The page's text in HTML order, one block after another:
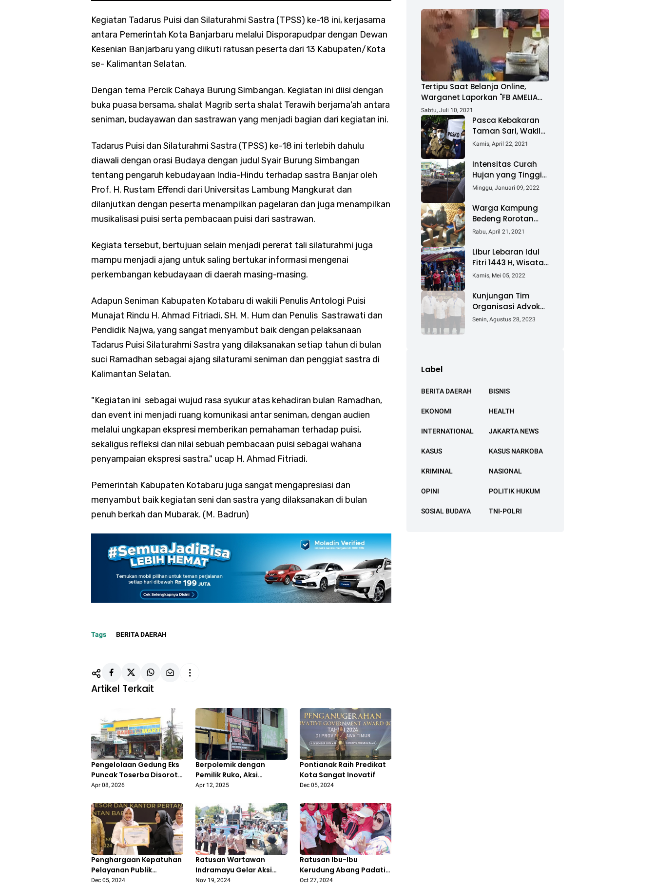
Kegiatan Tadarus Puisi dan Silaturahmi Sastra (TPSS) ke-18 ini, kerjasama
antara Pemerintah Kota Banjarbaru melalui Disporapudpar dengan Dewan
Kesenian Banjarbaru yang diikuti ratusan peserta dari 13 Kabupaten/Kota
se- Kalimantan Selatan.
Dengan tema Percik Cahaya Burung Simbangan. Kegiatan ini diisi dengan
buka puasa bersama, shalat Magrib serta shalat Terawih berjama'ah antara
seniman, budayawan dan sastrawan yang menjadi bagian dari kegiatan ini.
Tadarus Puisi dan Silaturahmi Sastra (TPSS) ke-18 ini terlebih dahulu
diawali dengan orasi Budaya dengan judul Syair Burung Simbangan
tentang pengaruh kebudayaan India-Hindu terhadap sastra Banjar oleh
Prof. H. Rustam Effendi dari Universitas Lambung Mangkurat dan
dilanjutkan dengan peserta menampilkan pagelaran dan juga menampilkan
musikalisasi puisi serta pembacaan puisi dari sastrawan.
Kegiata tersebut, bertujuan selain menjadi pererat tali silaturahmi juga
mampu menjadi ajang untuk saling bertukar informasi mengenai
perkembangan kebudayaan di daerah masing-masing.
Adapun Seniman Kabupaten Kotabaru di wakili Penulis Antologi Puisi
Munajat Rindu H. Ahmad Fitriadi, SH. M. Hum dan Penulis Sastrawati dan
Pendidik Najwa, yang sangat menyambut baik dengan pelaksanaan
Tadarus Puisi Silaturahmi Sastra yang dilaksanakan setiap tahun di bulan
suci Ramadhan sebagai ajang silaturami seniman dan penggiat sastra di
Kalimantan Selatan.
"Kegiatan ini sebagai wujud rasa syukur atas kehadiran bulan Ramadhan,
dan event ini menjadi ruang komunikasi antar seniman, dengan audien
melalui ungkapan ekspresi memberikan pemahaman terhadap puisi,
sekaligus refleksi dan nilai sebuah pembacaan puisi sebagai wahana
penyampaian ekspresi sastra," ucap H. Ahmad Fitriadi.
Pemerintah Kabupaten Kotabaru juga sangat mengapresiasi dan
menyambut baik kegiatan seni dan sastra yang dilaksanakan di bulan
penuh berkah dan Mubarak. (M. Badrun)
Tags BERITA DAERAH
Artikel Terkait
Pengelolaan Gedung Eks
Puncak Toserba Disorot,
DPRD Pertanyakan Aspek
Aset Daerah
Apr 08, 2026
Berpolemik dengan
Pemilik Ruko, Aksi
Sekelompok Oknum
Duren Jaya Bekasi Resah
Apr 12, 2025
Pontianak Raih Predikat
Kota Sangat Inovatif
Dec 05, 2024
Penghargaan Kepatuhan
Pelayanan Publik
Pontianak Tertinggi ke-
Dec 05, 2024
Ratusan Wartawan
Indramayu Gelar Aksi
Unjuk Rasa dan Boikot
Nov 19, 2024
Ratusan Ibu-Ibu
Kerudung Abang Padati
Lapangan Janggleng
Oct 27, 2024
Tertipu Saat Belanja Online,
Warganet Laporkan "FB AMELIA
ACHMAD"
Sabtu, Juli 10, 2021
Pasca Kebakaran
Taman Sari, Wakil
Walikota Kunjungi
Dan Salurkan
Bantuan
Kamis, April 22, 2021
Intensitas Curah
Hujan yang Tinggi
Akibatkan Jalan
Nyaris Putus
Minggu, Januari 09, 2022
Warga Kampung
Bedeng Rorotan
Jakarta Utara,
Pembebasan Lahan
Tol Cibitung -
Cilincing
Rabu, April 21, 2021
Libur Lebaran Idul
Fitri 1443 H, Wisata
Air Tambak Asmara
Ribuan Pengunjung
Kamis, Mei 05, 2022
Kunjungan Tim
Organisasi Advokat
(OA) Peradi Utama
Senin, Agustus 28, 2023
Label
BERITA DAERAH BISNIS
EKONOMI HEALTH
INTERNATIONAL JAKARTA NEWS
KASUS KASUS NARKOBA
KRIMINAL NASIONAL
OPINI POLITIK HUKUM
SOSIAL BUDAYA TNI-POLRI